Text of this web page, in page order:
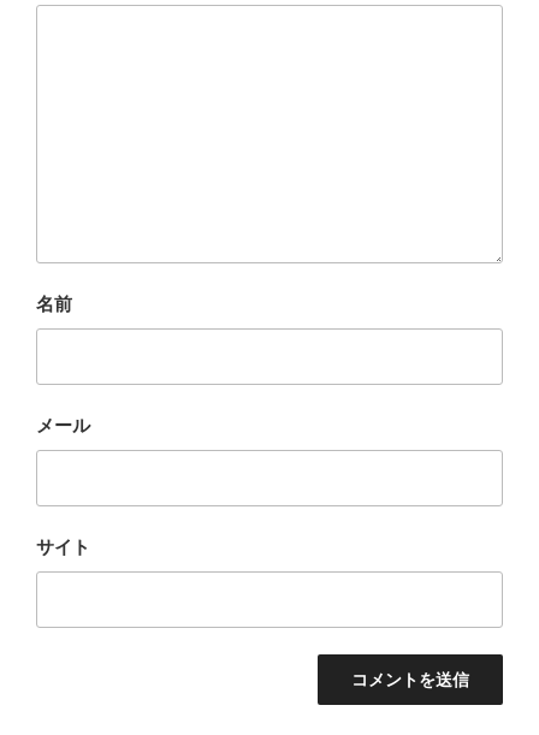
名前
メール
サイト